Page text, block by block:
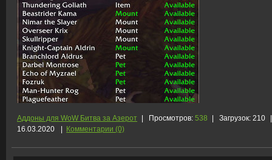
Аддоны для WoW Битва за Азерот | Просмотров: 538 | Загрузок: 210
|
16.03.2020
| Комментарии (0)